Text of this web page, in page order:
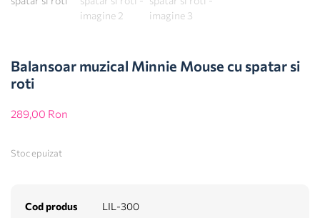
Balansoar muzical Minnie Mouse cu spatar si
roti
289,00 Ron
Stoc epuizat
Cod produs
LIL-300